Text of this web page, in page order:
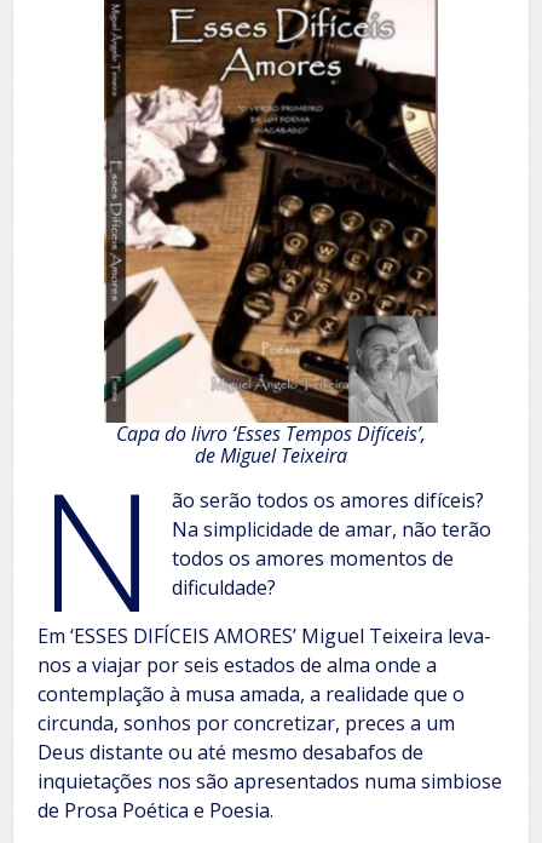
Capa do livro ‘Esses Tempos Difíceis’,
de Miguel Teixeira
N
ão serão todos os amores difíceis?
Na simplicidade de amar, não terão
todos os amores momentos de
dificuldade?
Em ‘ESSES DIFÍCEIS AMORES’ Miguel Teixeira leva-
nos a viajar por seis estados de alma onde a
contemplação à musa amada, a realidade que o
circunda, sonhos por concretizar, preces a um
Deus distante ou até mesmo desabafos de
inquietações nos são apresentados numa simbiose
de Prosa Poética e Poesia.